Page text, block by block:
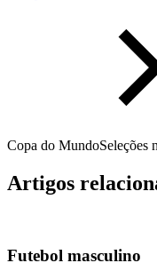
Copa do MundoSeleções
Artigos
Futebol masculino